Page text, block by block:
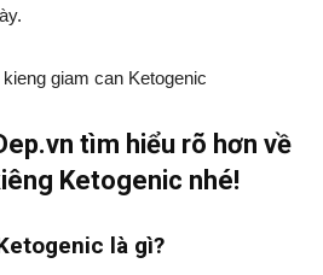
tìm hiểu rõ hơn về
Ketogenic nhé!
là gì?